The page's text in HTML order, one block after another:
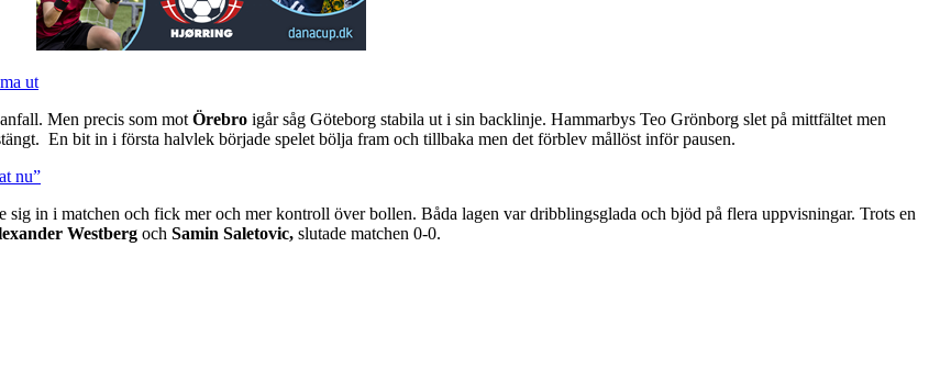
ut
Men precis som mot Örebro igår såg Göteborg stabila ut i sin backlinje. Hammarbys Teo Grönborg slet på mittfältet men
En bit in i första halvlek började spelet bölja fram och tillbaka men det förblev mållöst inför pausen.
nu”
in i matchen och fick mer och mer kontroll över bollen. Båda lagen var dribblingsglada och bjöd på flera uppvisningar. Trots en
Westberg och Samin Saletovic, slutade matchen 0-0.